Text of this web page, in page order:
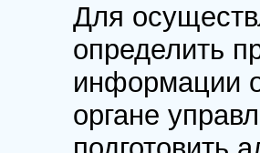
Для
определить
информации
органе